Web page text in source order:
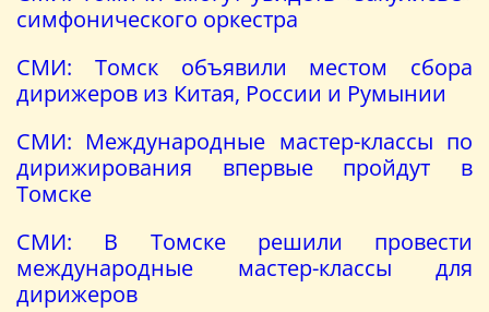
симфонического оркестра
СМИ: Томск объявили местом сбора
дирижеров из Китая, России и Румынии
СМИ: Международные мастер-классы по
дирижирования впервые пройдут в
Томске
СМИ: В Томске решили провести
международные мастер-классы для
дирижеров